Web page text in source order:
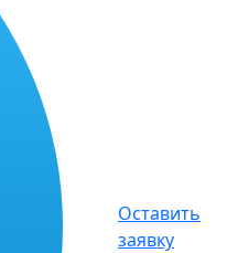
Оставить
заявку